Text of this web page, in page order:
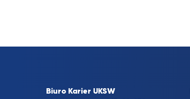
Biuro Karier UKSW